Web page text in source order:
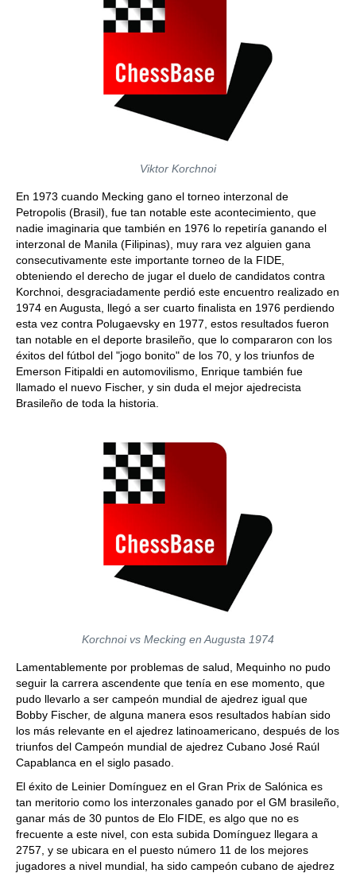
Viktor Korchnoi
En 1973 cuando Mecking gano el torneo interzonal de
Petropolis (Brasil), fue tan notable este acontecimiento, que
nadie imaginaria que también en 1976 lo repetiría ganando el
interzonal de Manila (Filipinas), muy rara vez alguien gana
consecutivamente este importante torneo de la FIDE,
obteniendo el derecho de jugar el duelo de candidatos contra
Korchnoi, desgraciadamente perdió este encuentro realizado en
1974 en Augusta, llegó a ser cuarto finalista en 1976 perdiendo
esta vez contra Polugaevsky en 1977, estos resultados fueron
tan notable en el deporte brasileño, que lo compararon con los
éxitos del fútbol del "jogo bonito" de los 70, y los triunfos de
Emerson Fitipaldi en automovilismo, Enrique también fue
llamado el nuevo Fischer, y sin duda el mejor ajedrecista
Brasileño de toda la historia.
Korchnoi vs Mecking en Augusta 1974
Lamentablemente por problemas de salud, Mequinho no pudo
seguir la carrera ascendente que tenía en ese momento, que
pudo llevarlo a ser campeón mundial de ajedrez igual que
Bobby Fischer, de alguna manera esos resultados habían sido
los más relevante en el ajedrez latinoamericano, después de los
triunfos del Campeón mundial de ajedrez Cubano José Raúl
Capablanca en el siglo pasado.
El éxito de Leinier Domínguez en el Gran Prix de Salónica es
tan meritorio como los interzonales ganado por el GM brasileño,
ganar más de 30 puntos de Elo FIDE, es algo que no es
frecuente a este nivel, con esta subida Domínguez llegara a
2757, y se ubicara en el puesto número 11 de los mejores
jugadores a nivel mundial, ha sido campeón cubano de ajedrez